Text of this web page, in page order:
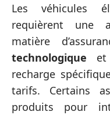
Les véhicules
requièrent une
matière
technologique et
recharge
tarifs. Certains
produits pour